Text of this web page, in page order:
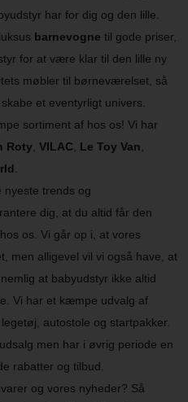
har for dig og den lille.
barnevogne til gode priser,
for at være klar til den lille ny
møbler til børneværelset, så
et eventyrligt univers.
sortiment af hos os! Vi har
Roty, VILAC Le Toy Van
nyeste trends og
dig, at du altid får den
os. Vi går op i, at vores
men alligevel vil vi også have, at
at babyudstyr ikke altid
Vi har et kæmpe udvalg af
autostole og startpakker.
men har i øvrig periode en
rabatter og tilbud.
og vores nyheder? Så